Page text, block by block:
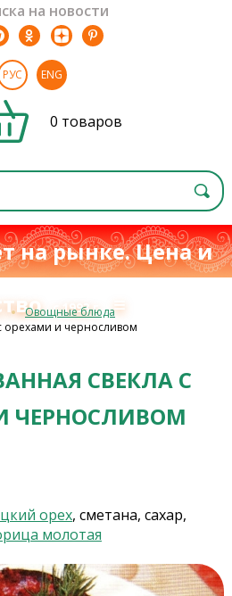
на новости
РУС ENG
0 товаров
на рынке. Цена и
с 1993 г.≡
Овощные блюда
и черносливом
СВЕКЛА С
ЧЕРНОСЛИВОМ
орех, сметана, сахар,
молотая